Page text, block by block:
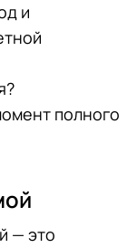
и
полного
— это